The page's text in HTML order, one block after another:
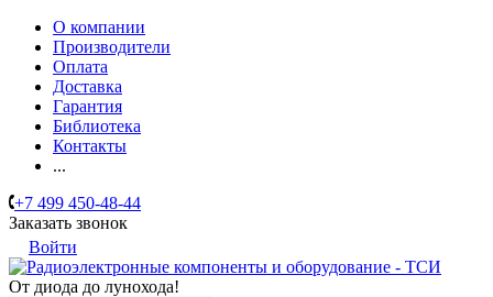
О компании
Производители
Оплата
Доставка
Гарантия
Библиотека
Контакты
...
+7 499 450-48-44
Заказать звонок
Войти
От диода до лунохода!